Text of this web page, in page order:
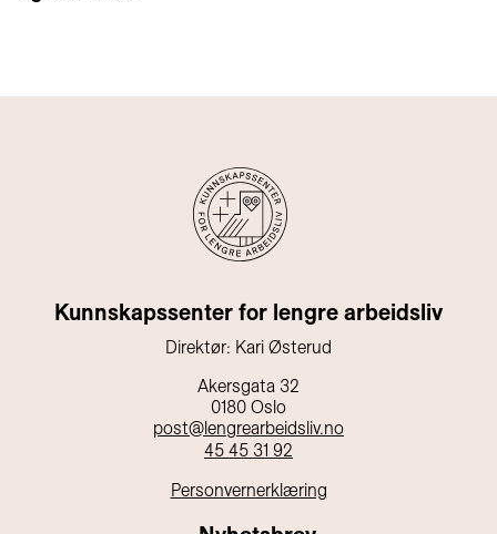
Kunnskapssenter for lengre arbeidsliv
Direktør: Kari Østerud
Akersgata 32
0180 Oslo
post@lengrearbeidsliv.no
45 45 31 92
Personvernerklæring